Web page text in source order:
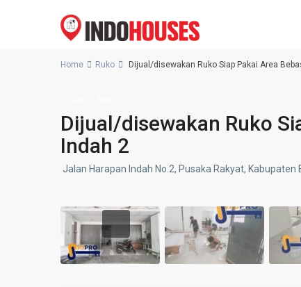
Home Ruko Dijual/disewakan Ruko Siap Pakai Area
Dijual/disewakan Ruko
Indah 2
Jalan Harapan Indah No.2, Pusaka Rakyat,